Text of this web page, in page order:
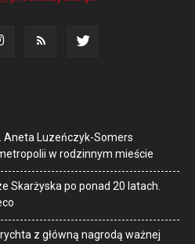
Aneta Luzeńczyk-Somers
w rodzinnym mieście
Skarżyska po ponad 20 latach.
z główną nagrodą ważnej